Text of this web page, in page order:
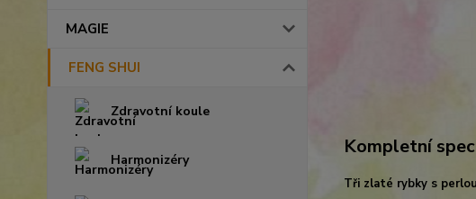
MAGIE
FENG SHUI
Zdravotní koule
Harmonizéry
Kompletní
Tři zlaté rybky s perlou